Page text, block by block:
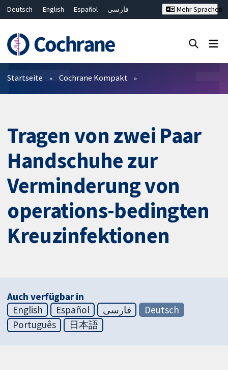
Deutsch English Español
فارسی
Bahasa Malaysia
ไทย
繁體中文
简体中文
Mehr Sprachen
Filter
Startseite Cochrane Kompakt
Tragen von zwei Paar
Handschuhe zur
Verminderung von
operations-bedingten
Kreuzinfektionen
Auch verfügbar in
English
Español فارسی
Deutsch
Português
日本語